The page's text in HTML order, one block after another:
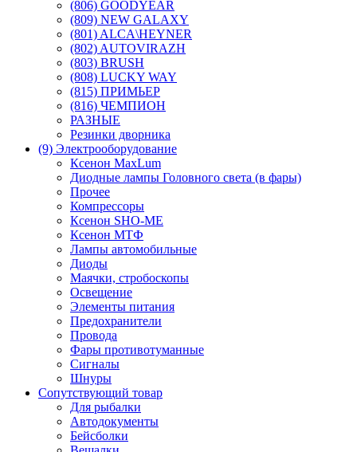
(806) GOODYEAR
(809) NEW GALAXY
(801) ALCA\HEYNER
(802) AUTOVIRAZH
(803) BRUSH
(808) LUCKY WAY
(815) ПРИМЬЕР
(816) ЧЕМПИОН
РАЗНЫЕ
Резинки дворника
(9) Электрооборудование
Ксенон MaxLum
Диодные лампы Головного света (в фары)
Прочее
Компрессоры
Ксенон SHO-ME
Ксенон МТФ
Лампы автомобильные
Диоды
Маячки, стробоскопы
Освещение
Элементы питания
Предохранители
Провода
Фары противотуманные
Сигналы
Шнуры
Сопутствующий товар
Для рыбалки
Автодокументы
Бейсболки